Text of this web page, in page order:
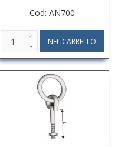
Cod: AN700